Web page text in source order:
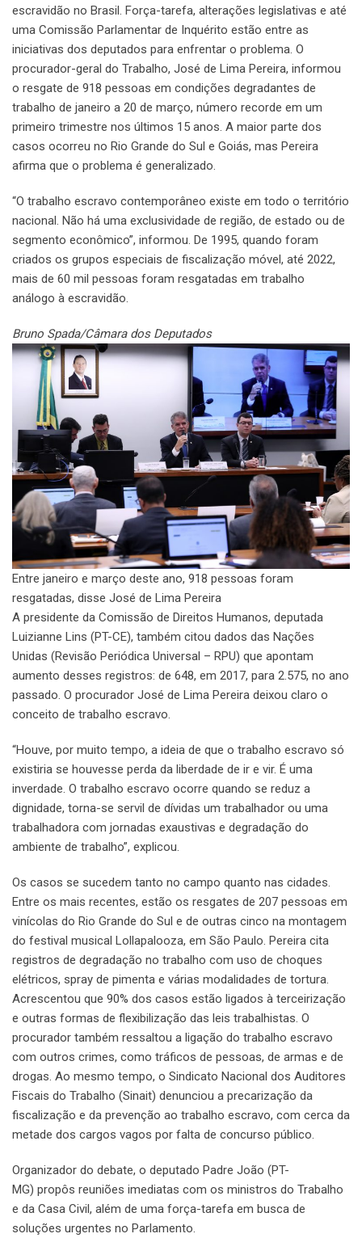
escravidão no Brasil. Força-tarefa, alterações legislativas e até
uma Comissão Parlamentar de Inquérito estão entre as
iniciativas dos deputados para enfrentar o problema. O
procurador-geral do Trabalho, José de Lima Pereira, informou
o resgate de 918 pessoas em condições degradantes de
trabalho de janeiro a 20 de março, número recorde em um
primeiro trimestre nos últimos 15 anos. A maior parte dos
casos ocorreu no Rio Grande do Sul e Goiás, mas Pereira
afirma que o problema é generalizado.
“O trabalho escravo contemporâneo existe em todo o território
nacional. Não há uma exclusividade de região, de estado ou de
segmento econômico”, informou. De 1995, quando foram
criados os grupos especiais de fiscalização móvel, até 2022,
mais de 60 mil pessoas foram resgatadas em trabalho
análogo à escravidão.
Bruno Spada/Câmara dos Deputados
Entre janeiro e março deste ano, 918 pessoas foram
resgatadas, disse José de Lima Pereira
A presidente da Comissão de Direitos Humanos, deputada
Luizianne Lins (PT-CE), também citou dados das Nações
Unidas (Revisão Periódica Universal – RPU) que apontam
aumento desses registros: de 648, em 2017, para 2.575, no ano
passado. O procurador José de Lima Pereira deixou claro o
conceito de trabalho escravo.
“Houve, por muito tempo, a ideia de que o trabalho escravo só
existiria se houvesse perda da liberdade de ir e vir. É uma
inverdade. O trabalho escravo ocorre quando se reduz a
dignidade, torna-se servil de dívidas um trabalhador ou uma
trabalhadora com jornadas exaustivas e degradação do
ambiente de trabalho”, explicou.
Os casos se sucedem tanto no campo quanto nas cidades.
Entre os mais recentes, estão os resgates de 207 pessoas em
vinícolas do Rio Grande do Sul e de outras cinco na montagem
do festival musical Lollapalooza, em São Paulo. Pereira cita
registros de degradação no trabalho com uso de choques
elétricos, spray de pimenta e várias modalidades de tortura.
Acrescentou que 90% dos casos estão ligados à terceirização
e outras formas de flexibilização das leis trabalhistas. O
procurador também ressaltou a ligação do trabalho escravo
com outros crimes, como tráficos de pessoas, de armas e de
drogas. Ao mesmo tempo, o Sindicato Nacional dos Auditores
Fiscais do Trabalho (Sinait) denunciou a precarização da
fiscalização e da prevenção ao trabalho escravo, com cerca da
metade dos cargos vagos por falta de concurso público.
Organizador do debate, o deputado Padre João (PT-
MG) propôs reuniões imediatas com os ministros do Trabalho
e da Casa Civil, além de uma força-tarefa em busca de
soluções urgentes no Parlamento.